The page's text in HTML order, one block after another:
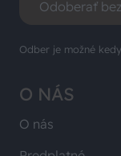
O NÁS
O nás
Odoberať
Odber je možné